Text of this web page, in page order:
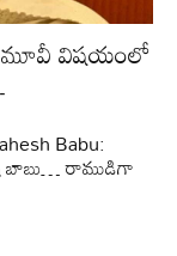
మూవీ విషయంలో
Babu:
బాబు… రాముడిగా